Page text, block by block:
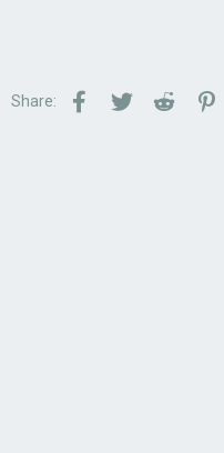
Share: Facebook
TwitterReddit